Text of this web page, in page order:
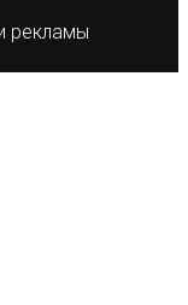
рекламы